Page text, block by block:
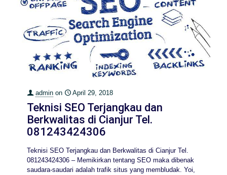
admin on April 29, 2018
Teknisi SEO Terjangkau dan
Berkwalitas di Cianjur Tel.
081243424306
Teknisi SEO Terjangkau dan Berkwalitas di Cianjur Tel.
081243424306 – Memikirkan tentang SEO maka dibenak
saudara-saudari adalah trafik situs yang membludak. Yoi,